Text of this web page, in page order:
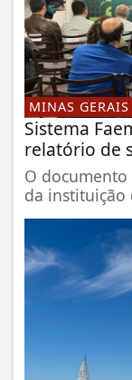
MINAS GERAIS
Sistema
relatório de
O
da instituição